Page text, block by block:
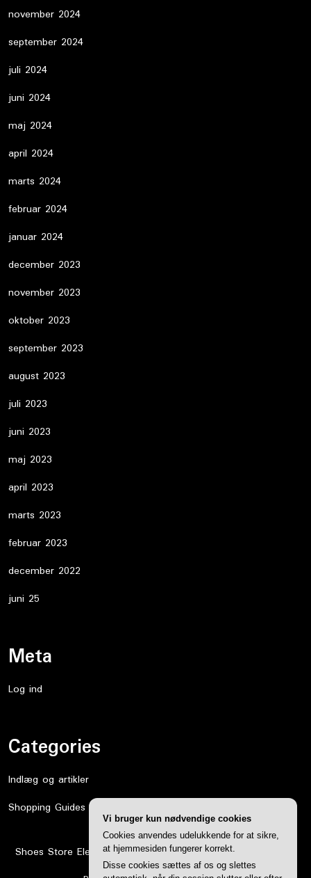
november 2024
september 2024
juli 2024
juni 2024
maj 2024
april 2024
marts 2024
februar 2024
januar 2024
december 2023
november 2023
oktober 2023
september 2023
august 2023
juli 2023
juni 2023
maj 2023
april 2023
marts 2023
februar 2023
december 2022
juni 25
Meta
Log ind
Categories
Indlæg og artikler
Shopping Guides
Shoes Store Elementor WordPress ThemeBy WP Elemento
Vi bruger kun nødvendige cookies
Cookies anvendes udelukkende for at sikre,
at hjemmesiden fungerer korrekt.
Disse cookies sættes af os og slettes